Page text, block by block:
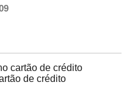
cartão de crédito
de crédito